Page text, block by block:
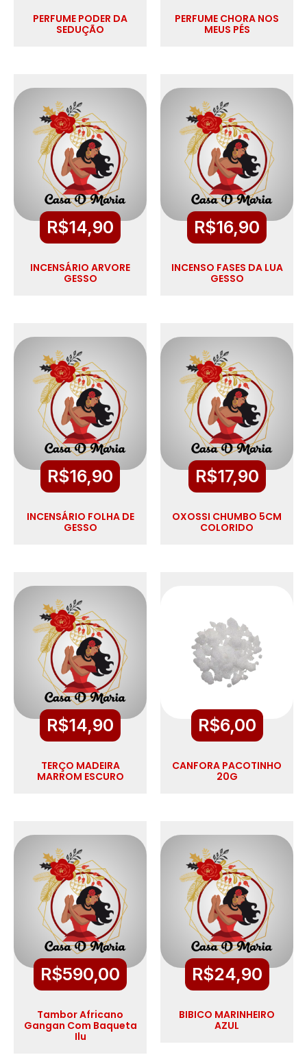
PERFUME PODER DA
SEDUÇÃO
PERFUME CHORA NOS
MEUS PÉS
R$14,90
INCENSÁRIO ARVORE
GESSO
R$16,90
INCENSO FASES DA LUA
GESSO
R$16,90
INCENSÁRIO FOLHA DE
GESSO
R$17,90
OXOSSI CHUMBO 5CM
COLORIDO
R$14,90
TERÇO MADEIRA
MARROM ESCURO
R$6,00
CANFORA PACOTINHO
20G
R$590,00
Tambor Africano
Gangan Com Baqueta
Ilu
R$24,90
BIBICO MARINHEIRO
AZUL